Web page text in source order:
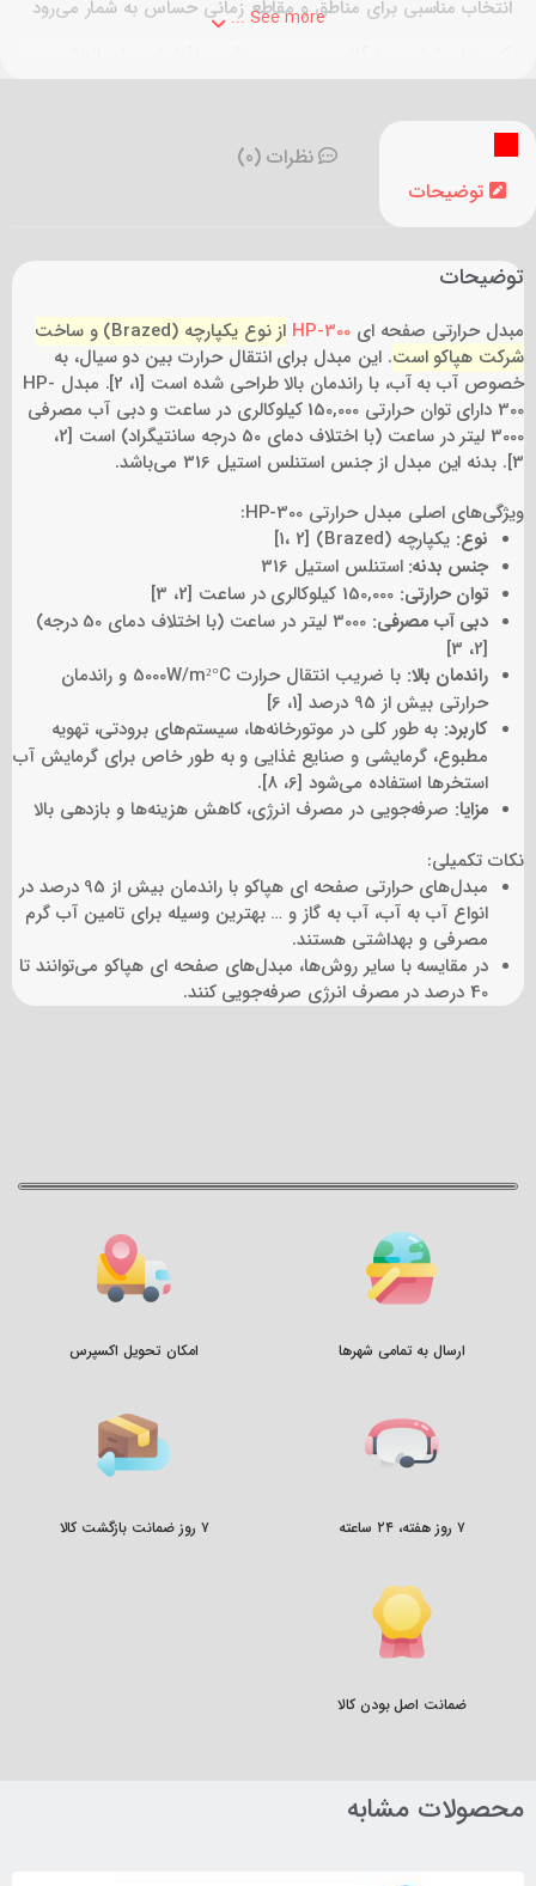
انتخاب مناسبی برای مناطق و مقاطع زمانی حساس به شمار می‌رود
حداکثر فشار کاری آن 30bar می‌باشد.
See more ...
توضیحات
نظرات (0)
توضیحات
مبدل حرارتی صفحه ای HP-300
از نوع یکپارچه (Brazed) و ساخت
شرکت هپاکو است.این مبدل برای انتقال حرارت بین دو سیال، به
خصوص آب به آب، با راندمان بالا طراحی شده است [1، 2].
مبدل HP-
300 دارای توان حرارتی 150,000 کیلوکالری در ساعت و دبی آب مصرفی
3000 لیتر در ساعت (با اختلاف دمای 50 درجه سانتیگراد) است [2،
3]. بدنه این مبدل از جنس استنلس استیل 316 می‌باشد.
ویژگی‌های اصلی مبدل حرارتی HP-300:
نوع: یکپارچه (Brazed) [1، 2]
جنس بدنه: استنلس استیل 316
توان حرارتی: 150,000 کیلوکالری در ساعت [2، 3]
دبی آب مصرفی:
3000 لیتر در ساعت (با اختلاف دمای 50 درجه)
[2، 3]
راندمان بالا:
با ضریب انتقال حرارت 5000W/m²°C و راندمان
حرارتی بیش از 95 درصد [1، 6]
کاربرد: به طور کلی در موتورخانه‌ها، سیستم‌های برودتی، تهویه
مطبوع، گرمایشی و صنایع غذایی و به طور خاص برای گرمایش آب
استخرها استفاده می‌شود [6، 8].
مزایا: صرفه‌جویی در مصرف انرژی، کاهش هزینه‌ها و بازدهی بالا
نکات تکمیلی:
مبدل‌های حرارتی صفحه ای هپاکو با راندمان بیش از 95 درصد در
انواع آب به آب، آب به گاز و … بهترین وسیله برای تامین آب گرم
مصرفی و بهداشتی هستند.
در مقایسه با سایر روش‌ها، مبدل‌های صفحه ای هپاکو می‌توانند تا
40 درصد در مصرف انرژی صرفه‌جویی کنند.
ارسال به تمامی شهرها امکان تحویل اکسپرس
۷ روز هفته، ۲۴ ساعته ۷ روز ضمانت بازگشت کالا
ضمانت اصل بودن کالا
محصولات مشابه